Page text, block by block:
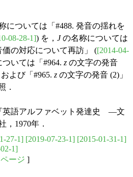
については「#488. 発音の揺れを
08-28-1]) を， Jの名称については
価の対応について再訪」 ([2014-04-
いては「#964. z の文字の発音
よび「#965. z の文字の発音 (2)」
．
語アルファベット発達史 ―文
1970年．
27-1] [2019-07-23-1] [2015-01-31-1]
1]
ージ ]